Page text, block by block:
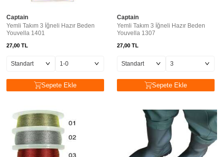
Captain
Yemli Takım 3 İğneli Hazır Beden
Youvella 1401
27,00 TL
Sepete Ekle
Captain
Yemli Takım 3 İğneli Hazır Beden
Youvella 1307
27,00 TL
Sepete Ekle